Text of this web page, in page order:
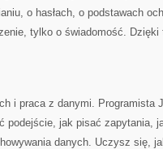
o hasłach, o podstawach
tylko o świadomość.
i praca z danymi. Programista
podejście, jak pisać zapytania,
danych. Uczysz się,